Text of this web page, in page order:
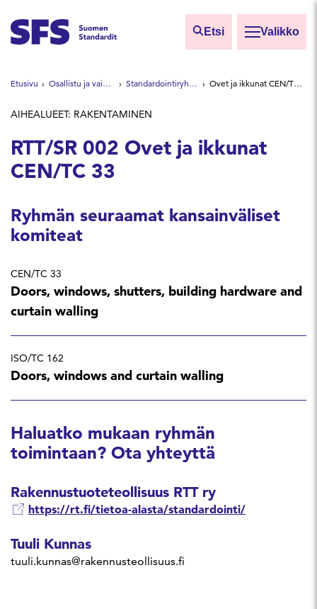
Etsi Valikko
Etsi sivuilta
Hae hakutermillä
Etusivu Osallistu ja vaikuta Standardointiryhmät Ovet ja ikkunat CEN/TC 33
AIHEALUEET: RAKENTAMINEN
RTT/SR 002 Ovet ja ikkunat
CEN/TC 33
Ryhmän seuraamat kansainväliset
komiteat
CEN/TC 33
Doors, windows, shutters, building hardware and
curtain walling
ISO/TC 162
Doors, windows and curtain walling
Haluatko mukaan ryhmän
toimintaan? Ota yhteyttä
Rakennustuoteteollisuus RTT ry
https://rt.fi/tietoa-alasta/standardointi/
Tuuli Kunnas
tuuli.kunnas@rakennusteollisuus.fi